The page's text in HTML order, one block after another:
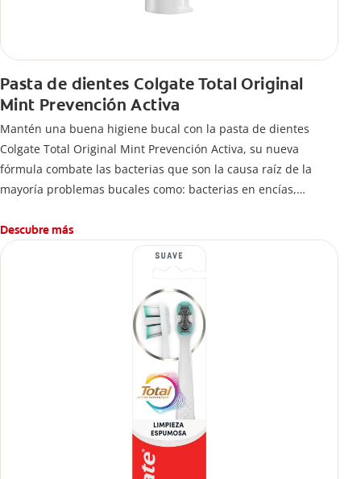
Pasta de dientes Colgate Total Original
Mint Prevención Activa
Mantén una buena higiene bucal con la pasta de dientes
Colgate Total Original Mint Prevención Activa, su nueva
fórmula combate las bacterias que son la causa raíz de la
mayoría problemas bucales como: bacterias en encías,
caries.
Descubre más